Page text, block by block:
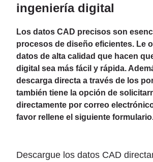
ingeniería digital
Los datos CAD precisos son
procesos de diseño eficientes. Le
datos de alta calidad que hacen
digital sea más fácil y rápida.
descarga directa a través de los
también tiene la opción de
directamente por correo
favor rellene el siguiente
Descargue los datos CAD